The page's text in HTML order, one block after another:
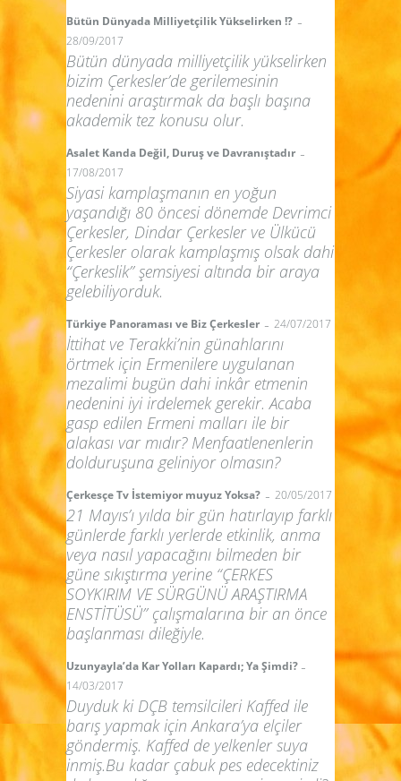
Bütün Dünyada Milliyetçilik Yükselirken !? -
28/09/2017
Bütün dünyada milliyetçilik yükselirken
bizim Çerkesler’de gerilemesinin
nedenini araştırmak da başlı başına
akademik tez konusu olur.
Asalet Kanda Değil, Duruş ve Davranıştadır -
17/08/2017
Siyasi kamplaşmanın en yoğun
yaşandığı 80 öncesi dönemde Devrimci
Çerkesler, Dindar Çerkesler ve Ülkücü
Çerkesler olarak kamplaşmış olsak dahi
“Çerkeslik” şemsiyesi altında bir araya
gelebiliyorduk.
Türkiye Panoraması ve Biz Çerkesler - 24/07/2017
İttihat ve Terakki’nin günahlarını
örtmek için Ermenilere uygulanan
mezalimi bugün dahi inkâr etmenin
nedenini iyi irdelemek gerekir. Acaba
gasp edilen Ermeni malları ile bir
alakası var mıdır? Menfaatlenenlerin
dolduruşuna geliniyor olmasın?
Çerkesçe Tv İstemiyor muyuz Yoksa? - 20/05/2017
21 Mayıs’ı yılda bir gün hatırlayıp farklı
günlerde farklı yerlerde etkinlik, anma
veya nasıl yapacağını bilmeden bir
güne sıkıştırma yerine “ÇERKES
SOYKIRIM VE SÜRGÜNÜ ARAŞTIRMA
ENSTİTÜSÜ” çalışmalarına bir an önce
başlanması dileğiyle.
Uzunyayla’da Kar Yolları Kapardı; Ya Şimdi? -
14/03/2017
Duyduk ki DÇB temsilcileri Kaffed ile
barış yapmak için Ankara’ya elçiler
göndermiş. Kaffed de yelkenler suya
inmiş.Bu kadar çabuk pes edecektiniz